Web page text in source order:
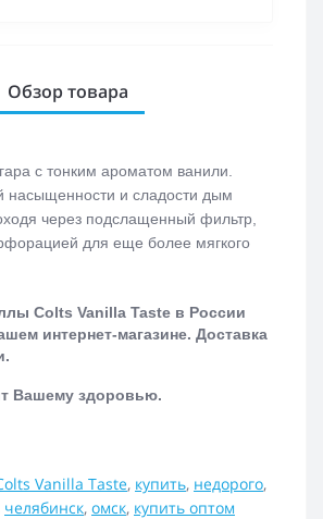
Обзор товара
с тонким ароматом ванили.
насыщенности и сладости дым
через подслащенный фильтр,
для еще более мягкого
Colts Vanilla Taste в России
интернет-магазине. Доставка
Вашему здоровью.
Vanilla Taste, купить, недорого,
челябинск, омск, купить оптом